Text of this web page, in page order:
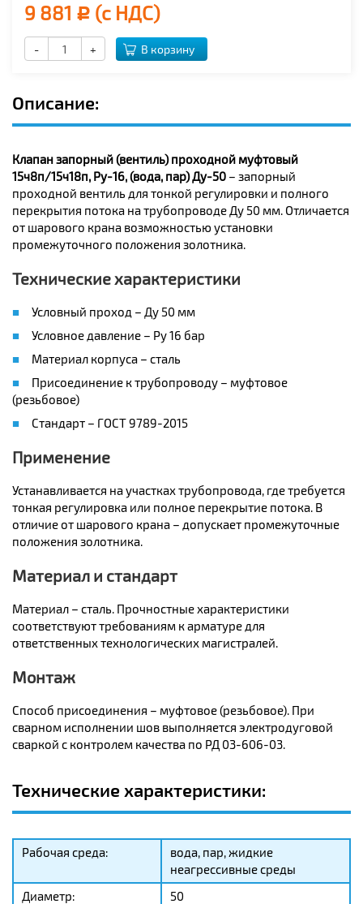
9 881 Р (с НДС)
- + В корзину
Описание:
Клапан запорный (вентиль) проходной муфтовый
15ч8п/15ч18п, Ру-16, (вода, пар) Ду-50 – запорный
проходной вентиль для тонкой регулировки и полного
перекрытия потока на трубопроводе Ду 50 мм. Отличается
от шарового крана возможностью установки
промежуточного положения золотника.
Технические характеристики
Условный проход – Ду 50 мм
Условное давление – Ру 16 бар
Материал корпуса – сталь
Присоединение к трубопроводу – муфтовое
(резьбовое)
Стандарт – ГОСТ 9789-2015
Применение
Устанавливается на участках трубопровода, где требуется
тонкая регулировка или полное перекрытие потока. В
отличие от шарового крана – допускает промежуточные
положения золотника.
Материал и стандарт
Материал – сталь. Прочностные характеристики
соответствуют требованиям к арматуре для
ответственных технологических магистралей.
Монтаж
Способ присоединения – муфтовое (резьбовое). При
сварном исполнении шов выполняется электродуговой
сваркой с контролем качества по РД 03-606-03.
Технические характеристики:
Рабочая среда:
вода, пар, жидкие
неагрессивные среды
Диаметр:
50